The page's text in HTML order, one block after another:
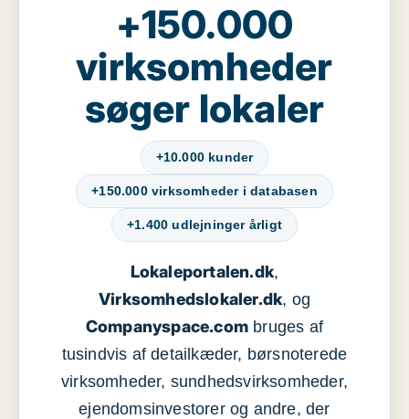
+150.000
virksomheder
søger lokaler
+10.000 kunder
+150.000 virksomheder i databasen
+1.400 udlejninger årligt
Lokaleportalen.dk,
Virksomhedslokaler.dk, og
Companyspace.com bruges af
tusindvis af detailkæder, børsnoterede
virksomheder, sundhedsvirksomheder,
ejendomsinvestorer og andre, der